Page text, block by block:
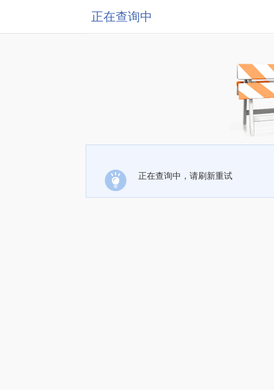
正在查询中
正在查询中，请刷新重试